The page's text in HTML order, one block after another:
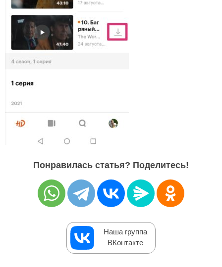
Понравилась статья? Поделитесь!
Наша группа
ВКонтакте